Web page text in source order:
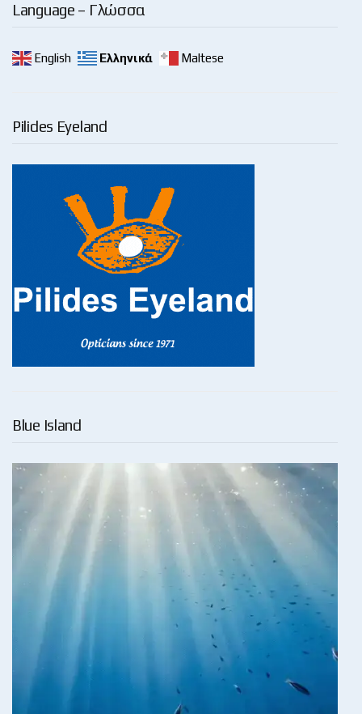
Language – Γλώσσα
English Ελληνικά Maltese
Pilides Eyeland
Blue Island